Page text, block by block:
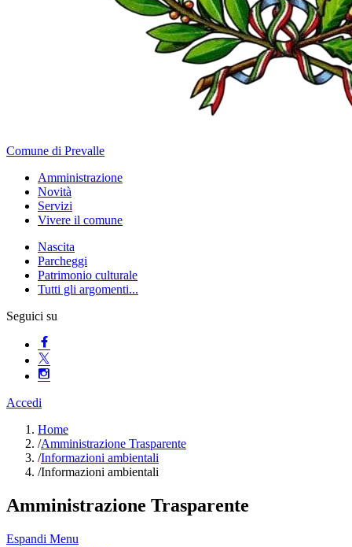
Comune di Prevalle
Amministrazione
Novità
Servizi
Vivere il comune
Nascita
Parcheggi
Patrimonio culturale
Tutti gli argomenti...
Seguici su
Accedi
Home
/Amministrazione Trasparente
/Informazioni ambientali
/Informazioni ambientali
Amministrazione Trasparente
Espandi Menu